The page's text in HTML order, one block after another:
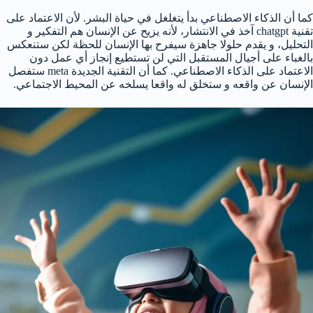
كما أن الذكاء الاصطناعي بدأ يتغلغل في حياة البشر. لأن الاعتماد على
تقنية chatgpt آخذ في الانتشار، لأنه يزيح عن الإنسان هم التفكير و
التحليل، و يقدم حلولا جاهزة سيفرح بها الإنسان للحظة لكن ستنعكس
بالغباء على أجيال المستقبل التي لن تستطيع إنجاز أي عمل دون
الاعتماد على الذكاء الاصطناعي. كما أن التقنية الجديدة meta ستفصل
الإنسان عن واقعه و ستخلق له واقعا يسلخه عن المحيط الاجتماعي.